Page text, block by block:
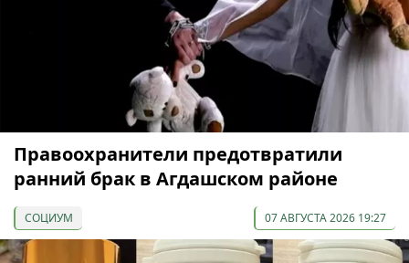
Правоохранители предотвратили
ранний брак в Агдашском районе
СОЦИУМ 07 АВГУСТА 2026 19:27